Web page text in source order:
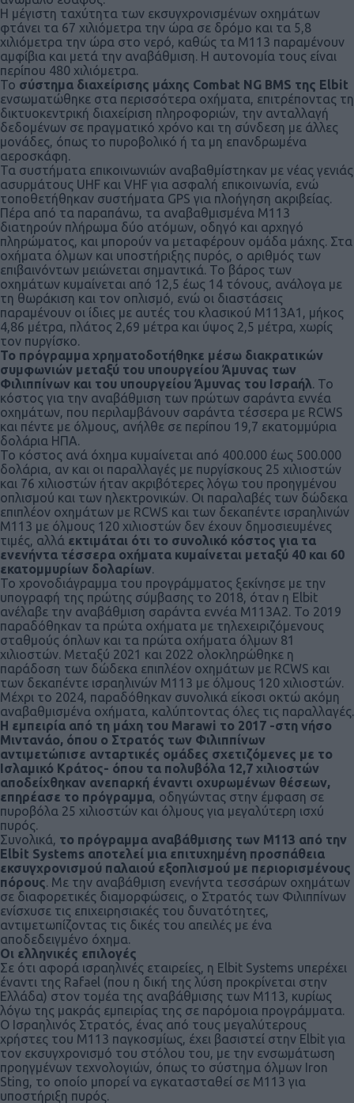
Η μέγιστη ταχύτητα των εκσυγχρονισμένων οχημάτων
φτάνει τα 67 χιλιόμετρα την ώρα σε δρόμο και τα 5,8
χιλιόμετρα την ώρα στο νερό, καθώς τα Μ113 παραμένουν
αμφίβια και μετά την αναβάθμιση. Η αυτονομία τους είναι
περίπου 480 χιλιόμετρα.
Το σύστημα διαχείρισης μάχης Combat NG BMS της Elbit
ενσωματώθηκε στα περισσότερα οχήματα, επιτρέποντας τη
δικτυοκεντρική διαχείριση πληροφοριών, την ανταλλαγή
δεδομένων σε πραγματικό χρόνο και τη σύνδεση με άλλες
μονάδες, όπως το πυροβολικό ή τα μη επανδρωμένα
αεροσκάφη.
Τα συστήματα επικοινωνιών αναβαθμίστηκαν με νέας γενιάς
ασυρμάτους UHF και VHF για ασφαλή επικοινωνία, ενώ
τοποθετήθηκαν συστήματα GPS για πλοήγηση ακριβείας.
Πέρα από τα παραπάνω, τα αναβαθμισμένα Μ113
διατηρούν πλήρωμα δύο ατόμων, οδηγό και αρχηγό
πληρώματος, και μπορούν να μεταφέρουν ομάδα μάχης. Στα
οχήματα όλμων και υποστήριξης πυρός, ο αριθμός των
επιβαινόντων μειώνεται σημαντικά. Το βάρος των
οχημάτων κυμαίνεται από 12,5 έως 14 τόνους, ανάλογα με
τη θωράκιση και τον οπλισμό, ενώ οι διαστάσεις
παραμένουν οι ίδιες με αυτές του κλασικού Μ113Α1, μήκος
4,86 μέτρα, πλάτος 2,69 μέτρα και ύψος 2,5 μέτρα, χωρίς
τον πυργίσκο.
Το πρόγραμμα χρηματοδοτήθηκε μέσω διακρατικών
συμφωνιών μεταξύ του υπουργείου Άμυνας των
Φιλιππίνων και του υπουργείου Άμυνας του Ισραήλ. Το
κόστος για την αναβάθμιση των πρώτων σαράντα εννέα
οχημάτων, που περιλαμβάνουν σαράντα τέσσερα με RCWS
και πέντε με όλμους, ανήλθε σε περίπου 19,7 εκατομμύρια
δολάρια ΗΠΑ.
Το κόστος ανά όχημα κυμαίνεται από 400.000 έως 500.000
δολάρια, αν και οι παραλλαγές με πυργίσκους 25 χιλιοστών
και 76 χιλιοστών ήταν ακριβότερες λόγω του προηγμένου
οπλισμού και των ηλεκτρονικών. Οι παραλαβές των δώδεκα
επιπλέον οχημάτων με RCWS και των δεκαπέντε ισραηλινών
Μ113 με όλμους 120 χιλιοστών δεν έχουν δημοσιευμένες
τιμές, αλλά εκτιμάται ότι το συνολικό κόστος για τα
ενενήντα τέσσερα οχήματα κυμαίνεται μεταξύ 40 και 60
εκατομμυρίων δολαρίων.
Το χρονοδιάγραμμα του προγράμματος ξεκίνησε με την
υπογραφή της πρώτης σύμβασης το 2018, όταν η Elbit
ανέλαβε την αναβάθμιση σαράντα εννέα Μ113Α2. Το 2019
παραδόθηκαν τα πρώτα οχήματα με τηλεχειριζόμενους
σταθμούς όπλων και τα πρώτα οχήματα όλμων 81
χιλιοστών. Μεταξύ 2021 και 2022 ολοκληρώθηκε η
παράδοση των δώδεκα επιπλέον οχημάτων με RCWS και
των δεκαπέντε ισραηλινών Μ113 με όλμους 120 χιλιοστών.
Μέχρι το 2024, παραδόθηκαν συνολικά είκοσι οκτώ ακόμη
αναβαθμισμένα οχήματα, καλύπτοντας όλες τις παραλλαγές.
Η εμπειρία από τη μάχη του Marawi το 2017 -στη νήσο
Μιντανάο, όπου ο Στρατός των Φιλιππίνων
αντιμετώπισε ανταρτικές ομάδες σχετιζόμενες με το
Ισλαμικό Κράτος- όπου τα πολυβόλα 12,7 χιλιοστών
αποδείχθηκαν ανεπαρκή έναντι οχυρωμένων θέσεων,
επηρέασε το πρόγραμμα, οδηγώντας στην έμφαση σε
πυροβόλα 25 χιλιοστών και όλμους για μεγαλύτερη ισχύ
πυρός.
Συνολικά, το πρόγραμμα αναβάθμισης των Μ113 από την
Elbit Systems αποτελεί μια επιτυχημένη προσπάθεια
εκσυγχρονισμού παλαιού εξοπλισμού με περιορισμένους
πόρους. Με την αναβάθμιση ενενήντα τεσσάρων οχημάτων
σε διαφορετικές διαμορφώσεις, ο Στρατός των Φιλιππίνων
ενίσχυσε τις επιχειρησιακές του δυνατότητες,
αντιμετωπίζοντας τις δικές του απειλές με ένα
αποδεδειγμένο όχημα.
Οι ελληνικές επιλογές
Σε ότι αφορά ισραηλινές εταιρείες, η Elbit Systems υπερέχει
έναντι της Rafael (που η δική της λύση προκρίνεται στην
Ελλάδα) στον τομέα της αναβάθμισης των Μ113, κυρίως
λόγω της μακράς εμπειρίας της σε παρόμοια προγράμματα.
Ο Ισραηλινός Στρατός, ένας από τους μεγαλύτερους
χρήστες του Μ113 παγκοσμίως, έχει βασιστεί στην Elbit για
τον εκσυγχρονισμό του στόλου του, με την ενσωμάτωση
προηγμένων τεχνολογιών, όπως το σύστημα όλμων Iron
Sting, το οποίο μπορεί να εγκατασταθεί σε Μ113 για
υποστήριξη πυρός.